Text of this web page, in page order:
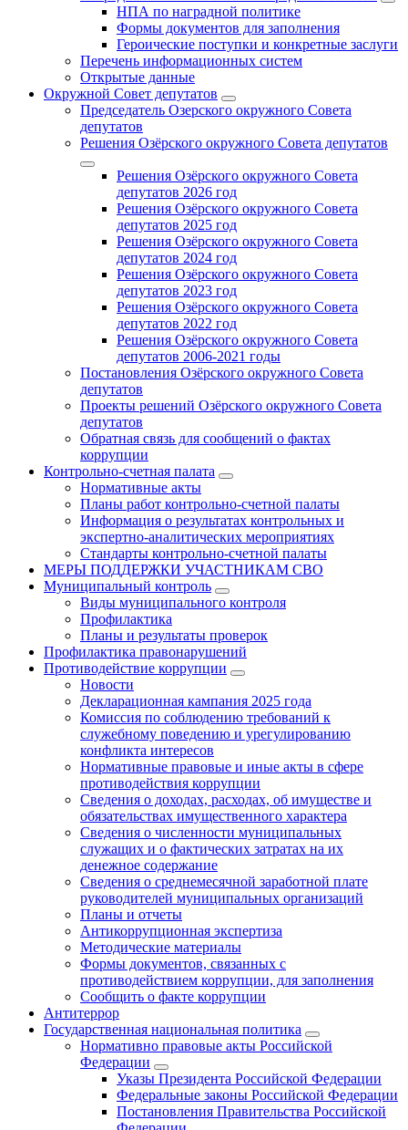
НПА по наградной политике
Формы документов для заполнения
Героические поступки и конкретные заслуги
Перечень информационных систем
Открытые данные
Окружной Совет депутатов
Председатель Озерского окружного Совета
депутатов
Решения Озёрского окружного Совета депутатов
Решения Озёрского окружного Совета
депутатов 2026 год
Решения Озёрского окружного Совета
депутатов 2025 год
Решения Озёрского окружного Совета
депутатов 2024 год
Решения Озёрского окружного Совета
депутатов 2023 год
Решения Озёрского окружного Совета
депутатов 2022 год
Решения Озёрского окружного Совета
депутатов 2006-2021 годы
Постановления Озёрского окружного Совета
депутатов
Проекты решений Озёрского окружного Совета
депутатов
Обратная связь для сообщений о фактах
коррупции
Контрольно-счетная палата
Нормативные акты
Планы работ контрольно-счетной палаты
Информация о результатах контрольных и
экспертно-аналитических мероприятиях
Стандарты контрольно-счетной палаты
МЕРЫ ПОДДЕРЖКИ УЧАСТНИКАМ СВО
Муниципальный контроль
Виды муниципального контроля
Профилактика
Планы и результаты проверок
Профилактика правонарушений
Противодействие коррупции
Новости
Декларационная кампания 2025 года
Комиссия по соблюдению требований к
служебному поведению и урегулированию
конфликта интересов
Нормативные правовые и иные акты в сфере
противодействия коррупции
Сведения о доходах, расходах, об имуществе и
обязательствах имущественного характера
Сведения о численности муниципальных
служащих и о фактических затратах на их
денежное содержание
Сведения о среднемесячной заработной плате
руководителей муниципальных организаций
Планы и отчеты
Антикоррупционная экспертиза
Методические материалы
Формы документов, связанных с
противодействием коррупции, для заполнения
Сообщить о факте коррупции
Антитеррор
Государственная национальная политика
Нормативно правовые акты Российской
Федерации
Указы Президента Российской Федерации
Федеральные законы Российской Федерации
Постановления Правительства Российской